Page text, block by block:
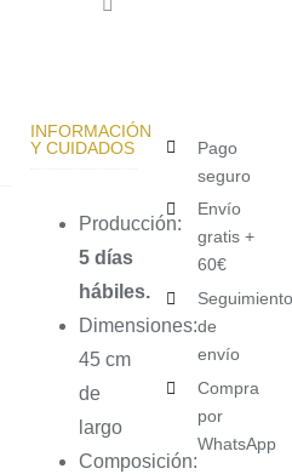
INFORMACIÓN
Y CUIDADOS
Producción:
5 días
hábiles.
Dimensiones:
45 cm
de
largo
Composición:
Pago
seguro
Envío
gratis +
60€
Seguimiento
de
envío
Compra
por
WhatsApp